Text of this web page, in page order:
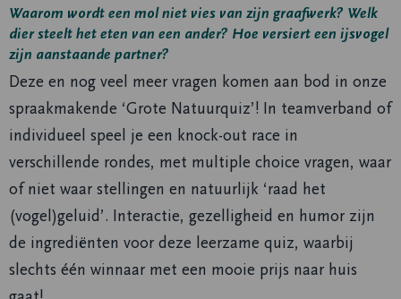
Waarom wordt een mol niet vies van zijn graafwerk? Welk
dier steelt het eten van een ander? Hoe versiert een ijsvogel
zijn aanstaande partner?
Deze en nog veel meer vragen komen aan bod in onze
spraakmakende ‘Grote Natuurquiz’! In teamverband of
individueel speel je een knock-out race in
verschillende rondes, met multiple choice vragen, waar
of niet waar stellingen en natuurlijk ‘raad het
(vogel)geluid’. Interactie, gezelligheid en humor zijn
de ingrediënten voor deze leerzame quiz, waarbij
slechts één winnaar met een mooie prijs naar huis